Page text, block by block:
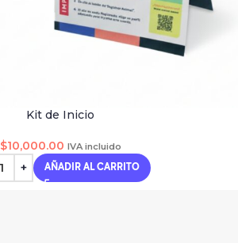
Kit de Inicio
$10,000.00 IVA incluido
AÑADIR AL CARRITO